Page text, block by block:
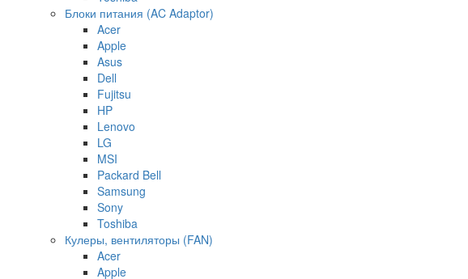
Блоки питания (AC Adaptor)
Acer
Apple
Asus
Dell
Fujitsu
HP
Lenovo
LG
MSI
Packard Bell
Samsung
Sony
Toshiba
Кулеры, вентиляторы (FAN)
Acer
Apple